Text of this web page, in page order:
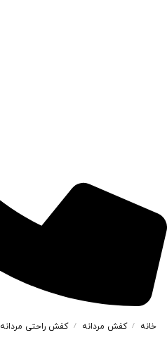
خانه / کفش مردانه / کفش راحتی مردانه